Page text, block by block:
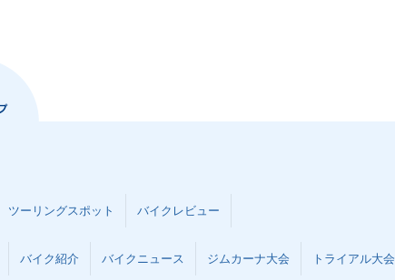
ツーリングスポット バイクレビュー
バイク紹介 バイクニュース ジムカーナ大会 トライアル大会